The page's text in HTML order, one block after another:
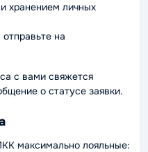
хранением личных
на
с вами свяжется
о статусе заявки.
максимально лояльные: